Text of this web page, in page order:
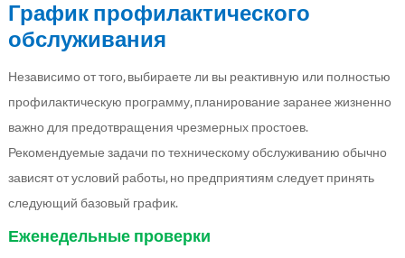
График профилактического
обслуживания
Независимо от того, выбираете ли вы реактивную или полностью
профилактическую программу, планирование заранее жизненно
важно для предотвращения чрезмерных простоев.
Рекомендуемые задачи по техническому обслуживанию обычно
зависят от условий работы, но предприятиям следует принять
следующий базовый график.
Еженедельные проверки